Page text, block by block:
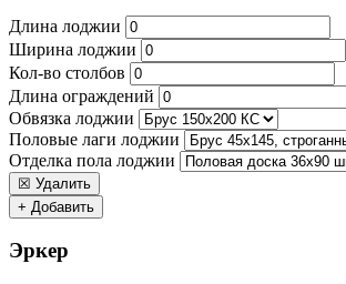
Длина лоджии
Ширина лоджии
Кол-во столбов
Длина ограждений
Обвязка лоджии
Половые лаги лоджии
Отделка пола лоджии
☒ Удалить
+ Добавить
Эркер